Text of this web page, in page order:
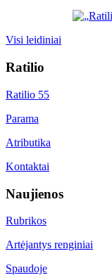
Visi leidiniai
Ratilio
Ratilio 55
Parama
Atributika
Kontaktai
Naujienos
Rubrikos
Artėjantys renginiai
Spaudoje